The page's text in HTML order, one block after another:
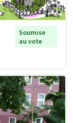
Soumise
au vote